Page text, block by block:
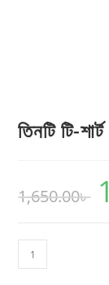
তিনটি টি-
1,650.00৳
তিনটি
টি-